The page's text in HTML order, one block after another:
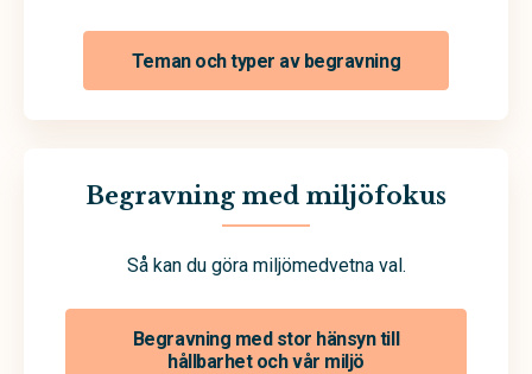
Teman och typer av begravning
Begravning med miljöfokus
Så kan du göra miljömedvetna val.
Begravning med stor hänsyn till
hållbarhet och vår miljö